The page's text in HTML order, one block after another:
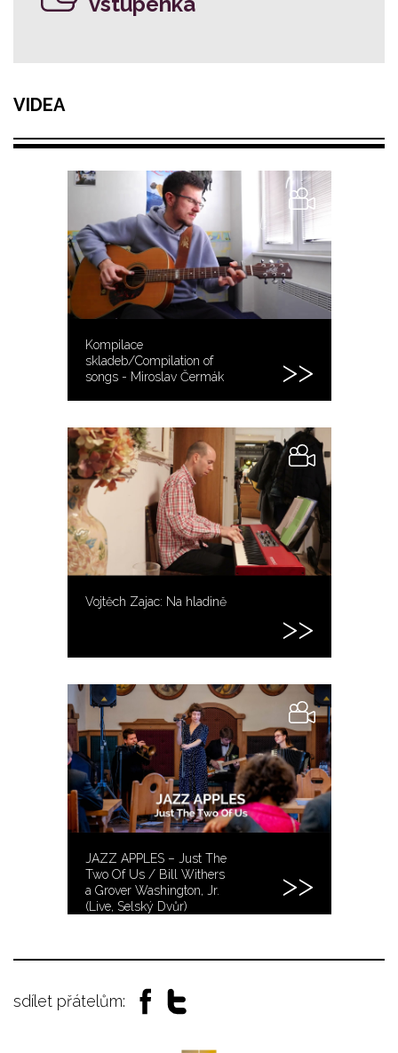
VIDEA
Kompilace
skladeb/Compilation of
songs - Miroslav Čermák
Vojtěch Zajac: Na hladině
JAZZ APPLES – Just The
Two Of Us / Bill Withers
a Grover Washington, Jr.
(Live, Selský Dvůr)
sdílet přátelům: